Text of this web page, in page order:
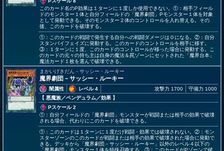
このカード名のP効果は１ターンに１度しか使用できない。①：相手フィール
ドのモンスター１体と自分フィールドの「魔界劇団」Pモンスター１体を対象
として発動できる。そのモンスター２体のコントロールを入れ替える。その
後、このカードを破壊する。
①：このカードの戦闘で発生する自分への戦闘ダメージは０になる。②：自分
スタンバイフェイズに発動する。このカードのコントロールを相手に移す。
③：１ターンに１度、このカードのコントロールが移った場合に発動する。こ
のカードの元々の持ち主は自身の魔法＆罠ゾーンにセットされた「魔界台本」
魔法カード１枚を選んで破壊できる。
まかいげきだん－サッシー・ルーキー
魔界劇団－サッシー・ルーキー
闇属性
レベル 4
【 悪魔族／ペンデュラム／効果 】
攻撃力 1700 守備力 1000
Pスケール 2
①：自分フィールドの「魔界劇団」モンスターが戦闘または相手の効果で破壊
される場合、代わりにこのカードを破壊できる。
①：このカードは１ターンに１度だけ戦闘・効果では破壊されない。②：モン
スターゾーンのこのカードが戦闘または相手の効果で破壊された場合に発動で
きる。デッキから「魔界劇団－サッシー・ルーキー」以外のレベル４以下の